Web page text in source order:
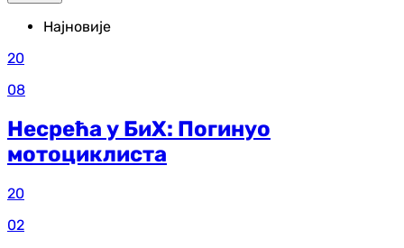
Најновије
20
08
Несрећа у БиХ: Погинуо
мотоциклиста
20
02